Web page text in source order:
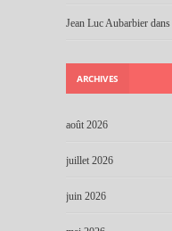
Jean Luc Aubarbier dans
ARCHIVES
août 2026
juillet 2026
juin 2026